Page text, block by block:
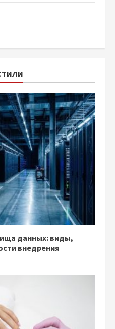
данных: виды,
внедрения